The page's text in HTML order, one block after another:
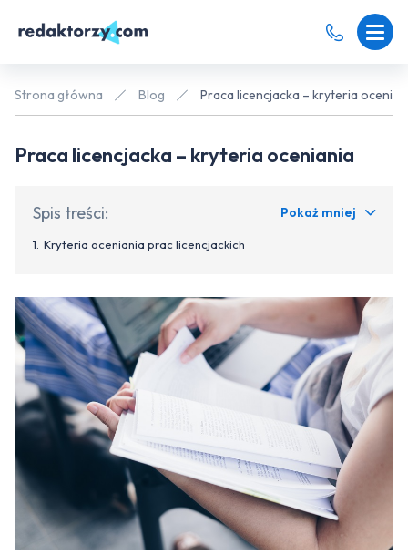
Strona główna Blog Praca licencjacka – kryteria
Praca licencjacka – kryteria oceniania
Spis treści: Pokaż mniej
Kryteria oceniania prac licencjackich